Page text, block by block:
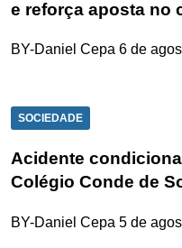
e reforça aposta no
BY-Daniel Cepa 6 de
SOCIEDADE
Acidente
Colégio Conde de
BY-Daniel Cepa 5 de